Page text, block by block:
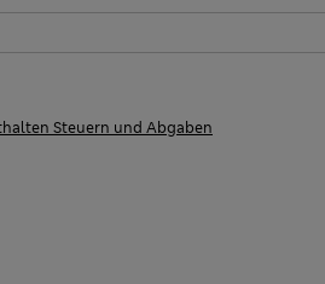
Steuern und Abgaben